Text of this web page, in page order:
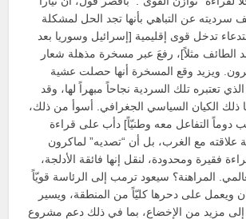
سرديته عن التباهي بأنها تجد الحل لمشكلة
تدخل قوى إقليمية [إسرائيل وسوريا بعد
الطائف مثلاً]، رفعَ عبر مسخرة مذهلة شعار
ويزيد وقع المسخرة أنها حصلت عشية
الذي تعتبره تلك السردية نجاحاً مبهراً لها، وقد
ذلك الكيان السياسي الجغرافي. أسوأ من ذلك،
دوماً التفاعل معه وطنيّاً] دأب على قراءة
علاقته مع الغرب، بل أن “تصديه” لماكرون
فقيرة ومحدودة، لنقل إنها فائقة الأدلجة،
المراهنة؟ سيعود ترمب إلى الرئاسة قويّاً
ويعمل على دحرها كليّاً من المنطقة، ويسير
إلى مزيد من الإخضاع، بما في ذلك دعم مشروع